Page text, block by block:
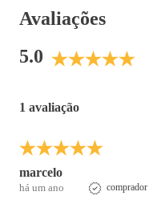
Avaliações
5.0
1 avaliação
marcelo
há um ano